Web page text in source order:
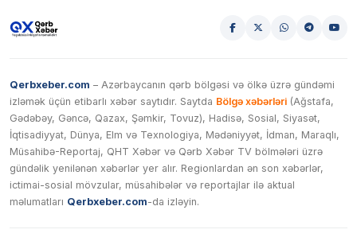
Qerbxeber.com – Azərbaycanın qərb bölgəsi və ölkə üzrə gündəmi
izləmək üçün etibarlı xəbər saytıdır. Saytda Bölgə xəbərləri (Ağstafa,
Gədəbəy, Gəncə, Qazax, Şəmkir, Tovuz), Hadisə, Sosial, Siyasət,
İqtisadiyyat, Dünya, Elm və Texnologiya, Mədəniyyət, İdman, Maraqlı,
Müsahibə-Reportaj, QHT Xəbər və Qərb Xəbər TV bölmələri üzrə
gündəlik yenilənən xəbərlər yer alır. Regionlardan ən son xəbərlər,
ictimai-sosial mövzular, müsahibələr və reportajlar ilə aktual
məlumatları Qerbxeber.com-da izləyin.